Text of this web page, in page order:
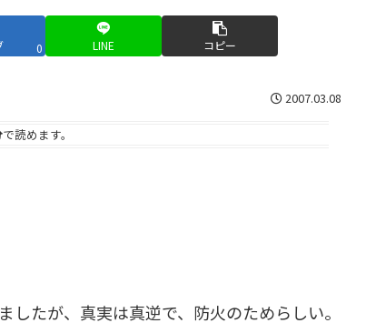
0 LINE コピー
2007.03.08
で読めます。
たが、真実は真逆で、防火のためらしい。